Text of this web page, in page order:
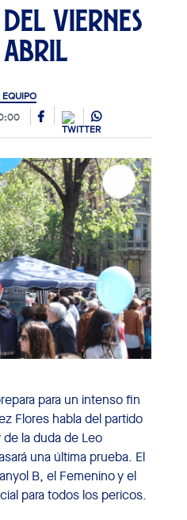
del viernes
abril
EQUIPO
para un intenso fin
Flores habla del partido
la duda de Leo
una última prueba. El
B, el Femenino y el
para todos los pericos.